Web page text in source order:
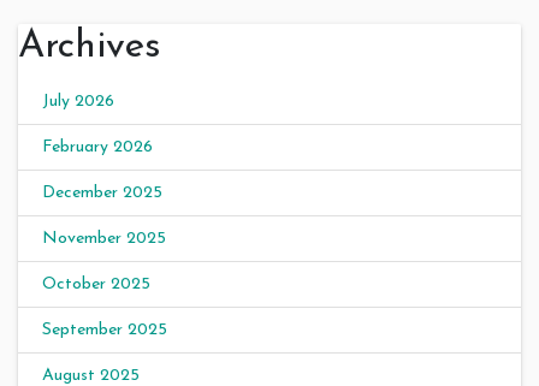
Archives
July 2026
February 2026
December 2025
November 2025
October 2025
September 2025
August 2025